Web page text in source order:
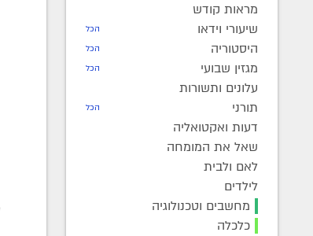
מראות קודש
שיעורי וידאו
הכל
היסטוריה הכל
מגזין שבועי הכל
עלונים ותשורות
תורני
הכל
דעות ואקטואליה
שאל את המומחה
לאם ולבית
לילדים
מחשבים וטכנולוגיה
כלכלה